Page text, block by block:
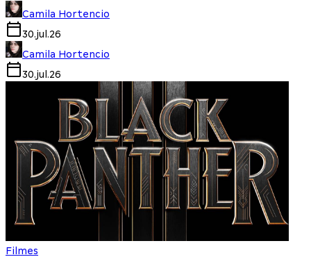
Camila Hortencio
30.jul.26
Camila Hortencio
30.jul.26
Filmes